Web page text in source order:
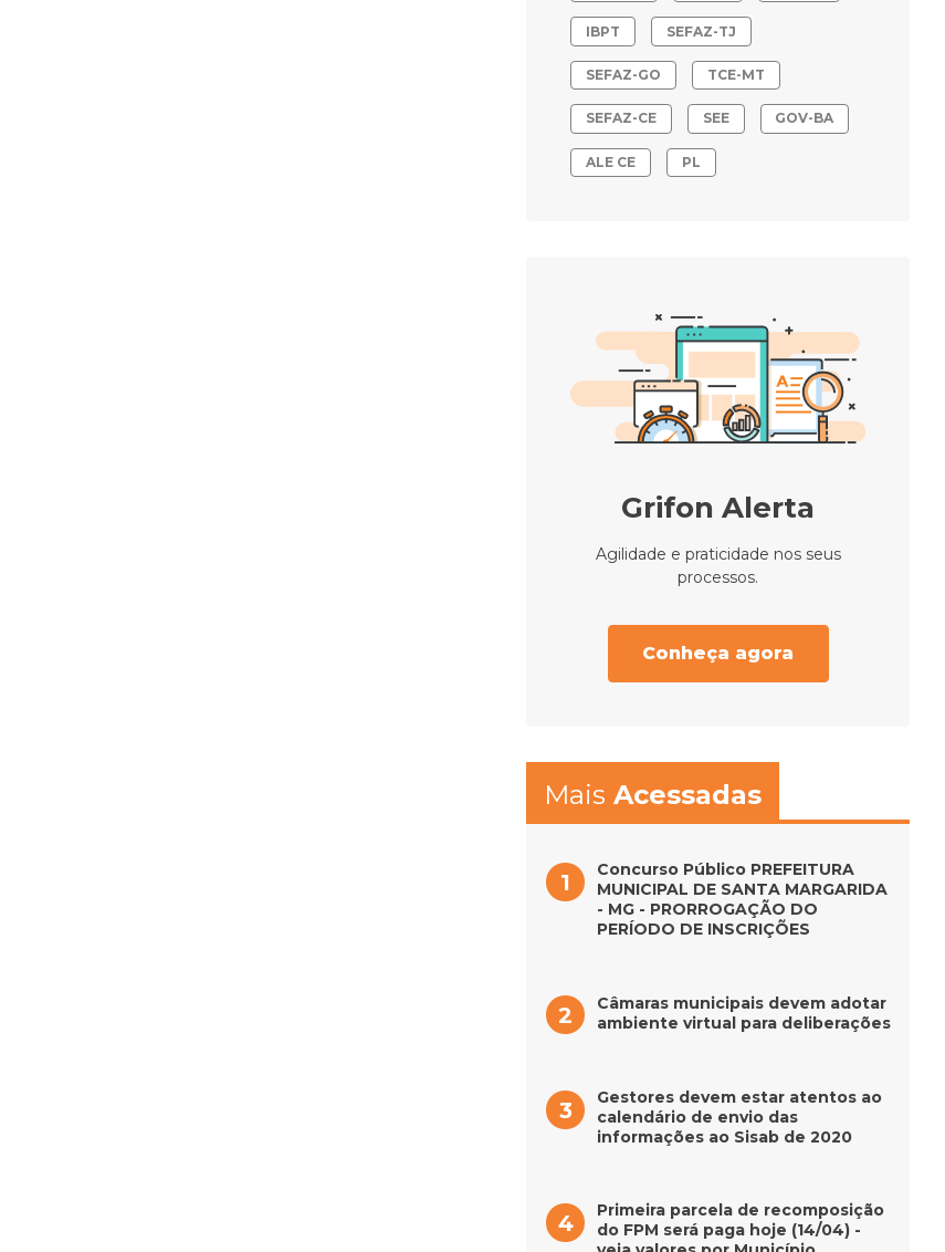
IBPT SEFAZ-TJ
SEFAZ-GO TCE-MT
SEFAZ-CE SEE GOV-BA
ALE CE PL
Grifon Alerta
Agilidade e praticidade nos seus
processos.
Conheça agora
Mais Acessadas
Concurso Público PREFEITURA
MUNICIPAL DE SANTA MARGARIDA
- MG - PRORROGAÇÃO DO
PERÍODO DE INSCRIÇÕES
Câmaras municipais devem adotar
ambiente virtual para deliberações
Gestores devem estar atentos ao
calendário de envio das
informações ao Sisab de 2020
Primeira parcela de recomposição
do FPM será paga hoje (14/04) -